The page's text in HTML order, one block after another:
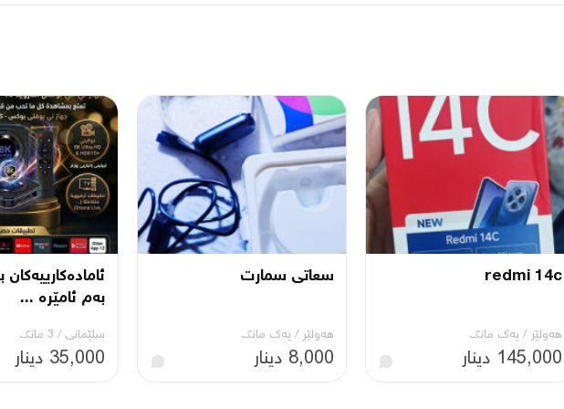
redmi 14c
هەولێر / یه‌ك مانگ
145,000 دینار
سعاتی سمارت
هەولێر / یه‌ك مانگ
8,000 دینار
بەم ئامێرە ...
سلێمانی / 3 مانگ
35,000 دینار